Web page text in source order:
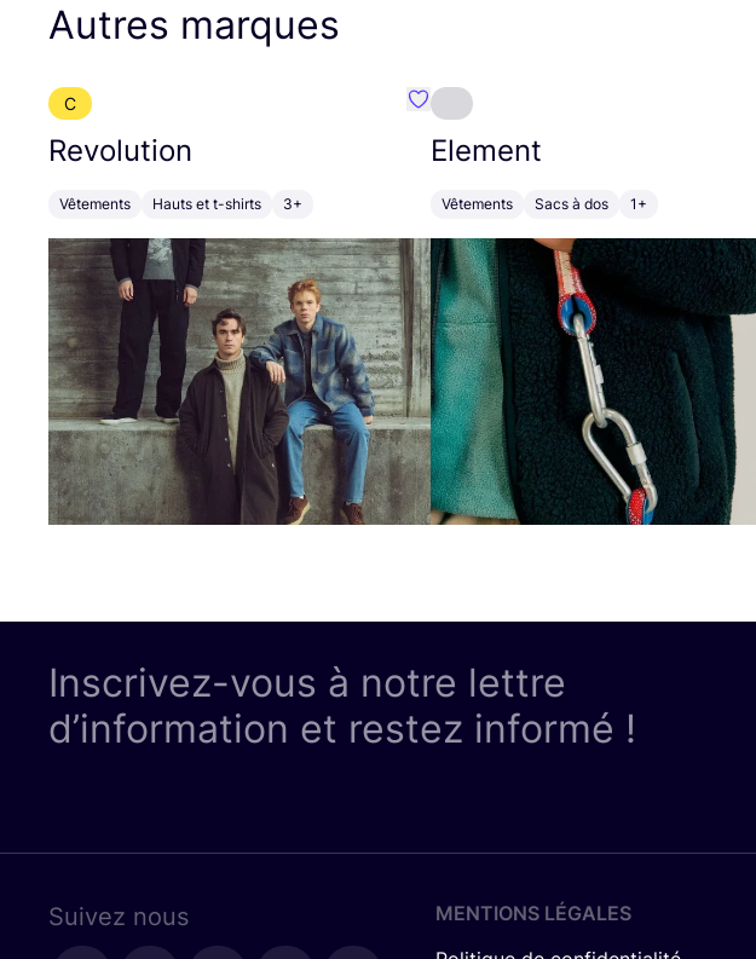
Autres marques
C
Revolution
Vêtements Hauts et t-shirts 3+
Préféré {nom}
Element
Vêtements Sacs à dos 1+
Inscrivez-vous à notre lettre
d’information et restez informé !
Suivez nous
MENTIONS LÉGALES